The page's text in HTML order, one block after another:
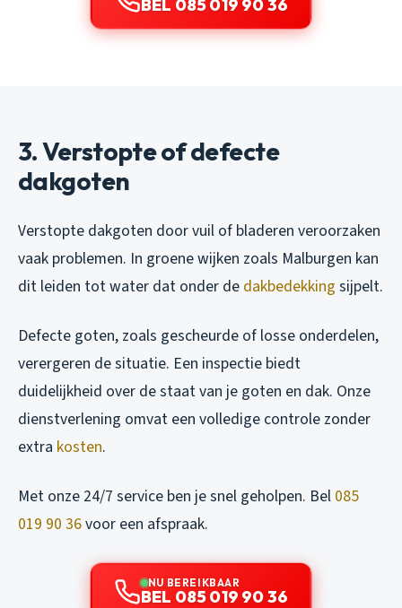
BEL 085 019 90 36
3. Verstopte of defecte
dakgoten
Verstopte dakgoten door vuil of bladeren veroorzaken
vaak problemen. In groene wijken zoals Malburgen kan
dit leiden tot water dat onder de dakbedekking sijpelt.
Defecte goten, zoals gescheurde of losse onderdelen,
verergeren de situatie. Een inspectie biedt
duidelijkheid over de staat van je goten en dak. Onze
dienstverlening omvat een volledige controle zonder
extra kosten.
Met onze 24/7 service ben je snel geholpen. Bel 085
019 90 36voor een afspraak.
NU BEREIKBAAR
BEL 085 019 90 36